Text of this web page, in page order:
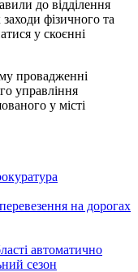
до відділення
фізичного та
у скоєнні
провадженні
управління
у місті
на дорогах
автоматично
сезон